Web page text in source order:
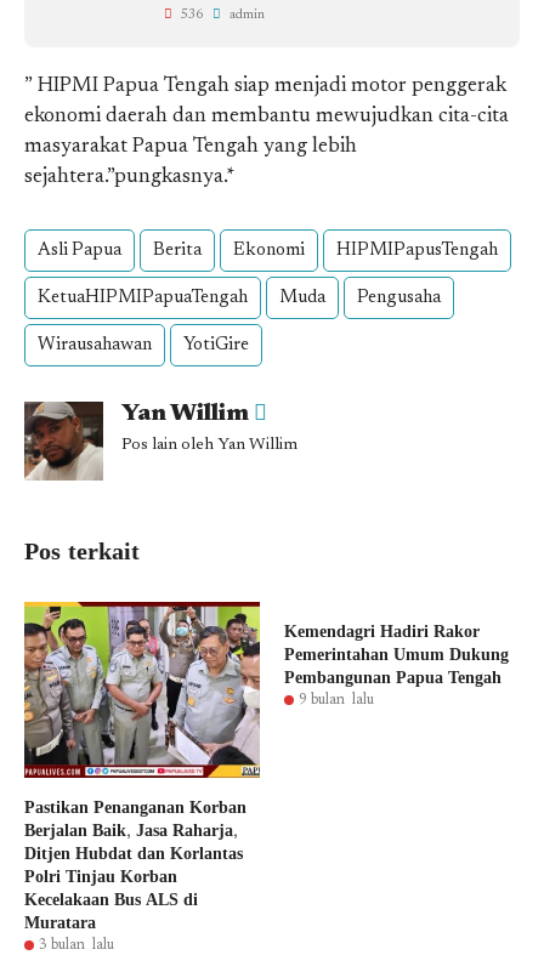
536 admin
” HIPMI Papua Tengah siap menjadi motor penggerak
ekonomi daerah dan membantu mewujudkan cita-cita
masyarakat Papua Tengah yang lebih
sejahtera.”pungkasnya.*
Asli Papua Berita Ekonomi HIPMIPapusTengah
KetuaHIPMIPapuaTengah Muda Pengusaha
Wirausahawan YotiGire
Yan Willim
Pos lain oleh Yan Willim
Pos terkait
Pastikan Penanganan Korban
Berjalan Baik, Jasa Raharja,
Ditjen Hubdat dan Korlantas
Polri Tinjau Korban
Kecelakaan Bus ALS di
Muratara
3 bulan lalu
Kemendagri Hadiri Rakor
Pemerintahan Umum Dukung
Pembangunan Papua Tengah
9 bulan lalu